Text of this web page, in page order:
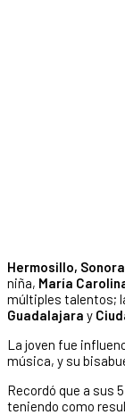
Hermosillo,
niña, María
múltiples talentos;
Guadalajara y
La joven fue
música, y su
Recordó que a sus
teniendo como